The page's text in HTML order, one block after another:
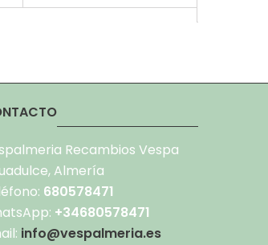
Recambios Vespa
Almería
680578471
+34680578471
info@vespalmeria.es